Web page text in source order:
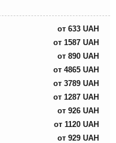
от 633 UAH
от 1587 UAH
от 890 UAH
от 4865 UAH
от 3789 UAH
от 1287 UAH
от 926 UAH
от 1120 UAH
от 929 UAH